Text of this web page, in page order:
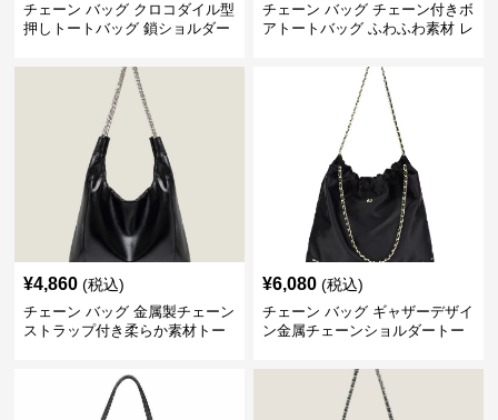
チェーン バッグ クロコダイル型
押しトートバッグ 鎖ショルダー
チェーン バッグ チェーン付きボ
アトートバッグ ふわふわ素材 レ
¥4,860 (税込)
チェーン バッグ 金属製チェーン
ストラップ付き柔らか素材トー
¥6,080 (税込)
チェーン バッグ ギャザーデザイ
ン金属チェーンショルダートー